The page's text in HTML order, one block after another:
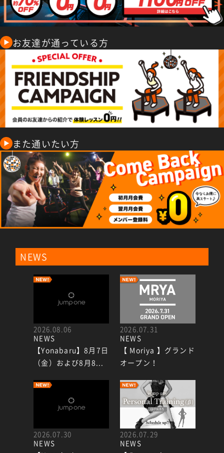
お友達が通っている方
また通いたい方
NEWS
2026.08.06
NEWS
【Yonabaru】8月7日
（金）および8月8...
2026.07.31
NEWS
【 Moriya 】グランド
オープン！
2026.07.30
NEWS
2026.07.29
NEWS